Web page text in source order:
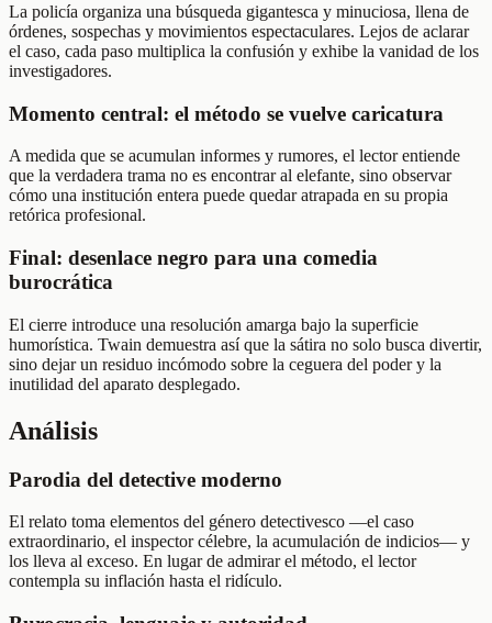
La policía organiza una búsqueda gigantesca y minuciosa, llena de
órdenes, sospechas y movimientos espectaculares. Lejos de aclarar
el caso, cada paso multiplica la confusión y exhibe la vanidad de los
investigadores.
Momento central: el método se vuelve caricatura
A medida que se acumulan informes y rumores, el lector entiende
que la verdadera trama no es encontrar al elefante, sino observar
cómo una institución entera puede quedar atrapada en su propia
retórica profesional.
Final: desenlace negro para una comedia
burocrática
El cierre introduce una resolución amarga bajo la superficie
humorística. Twain demuestra así que la sátira no solo busca divertir,
sino dejar un residuo incómodo sobre la ceguera del poder y la
inutilidad del aparato desplegado.
Análisis
Parodia del detective moderno
El relato toma elementos del género detectivesco —el caso
extraordinario, el inspector célebre, la acumulación de indicios— y
los lleva al exceso. En lugar de admirar el método, el lector
contempla su inflación hasta el ridículo.